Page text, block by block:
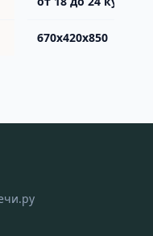
670х420х850